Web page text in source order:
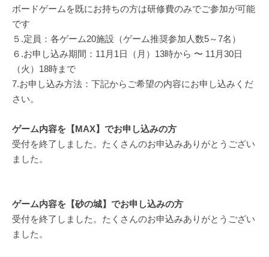
ボードゲームを既にお持ちの方は研修費のみでご参加が可能
です
５.定員：各ゲーム20施設（ゲーム推奨参加人数5～7名）
６.お申し込み期間：11月1日（月）13時から 〜 11月30日
（火）18時まで
7.お申し込み方法：下記からご希望の内容にお申し込みくだ
さい。
ゲーム内容を【MAX】でお申し込みの方
受付を終了しました。たくさんのお申込みありがとうござい
ました。
ゲーム内容を【砂の城】でお申し込みの方
受付を終了しました。たくさんのお申込みありがとうござい
ました。